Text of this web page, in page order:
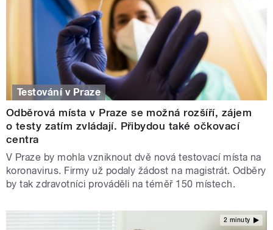
Testování v Praze
Odběrová místa v Praze se možná rozšíří, zájem
o testy zatím zvládají. Přibydou také očkovací
centra
V Praze by mohla vzniknout dvě nová testovací místa na
koronavirus. Firmy už podaly žádost na magistrát. Odběry
by tak zdravotníci prováděli na téměř 150 místech.
2 minuty